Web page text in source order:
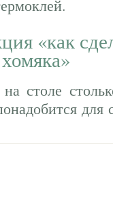
«как
хомяка»
столе